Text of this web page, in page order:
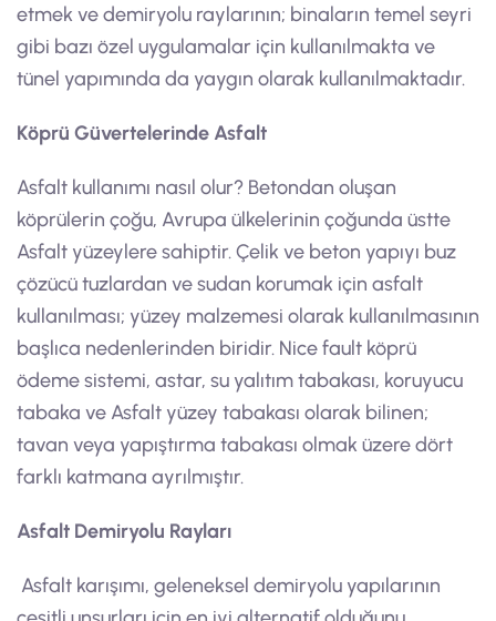
etmek ve demiryolu raylarının; binaların temel seyri
gibi bazı özel uygulamalar için kullanılmakta ve
tünel yapımında da yaygın olarak kullanılmaktadır.
Köprü Güvertelerinde Asfalt
Asfalt kullanımı nasıl olur? Betondan oluşan
köprülerin çoğu, Avrupa ülkelerinin çoğunda üstte
Asfalt yüzeylere sahiptir. Çelik ve beton yapıyı buz
çözücü tuzlardan ve sudan korumak için asfalt
kullanılması; yüzey malzemesi olarak kullanılmasının
başlıca nedenlerinden biridir. Nice fault köprü
ödeme sistemi, astar, su yalıtım tabakası, koruyucu
tabaka ve Asfalt yüzey tabakası olarak bilinen;
tavan veya yapıştırma tabakası olmak üzere dört
farklı katmana ayrılmıştır.
Asfalt Demiryolu Rayları
Asfalt karışımı, geleneksel demiryolu yapılarının